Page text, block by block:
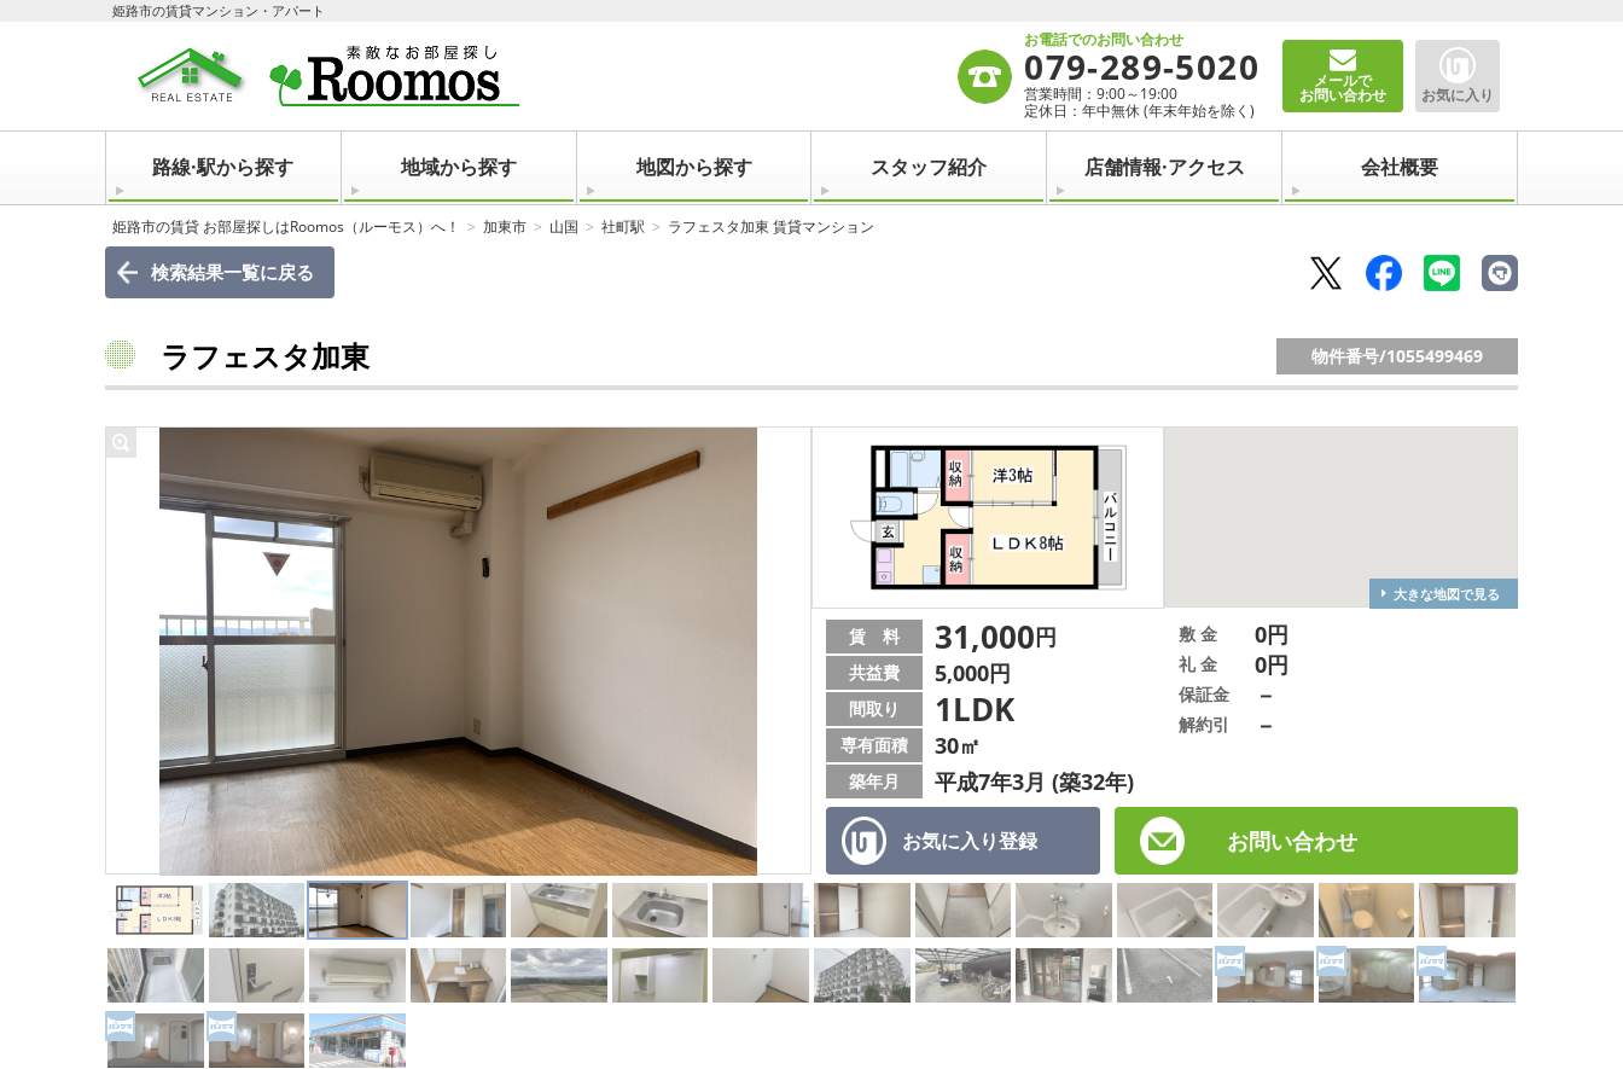
姫路市の賃貸マンション・アパート
お電話でのお問い合わせ
079-289-5020
営業時間：9:00～19:00
定休日：年中無休 (年末年始を除く)
メールで
お問い合わせ お気に入り
路線·駅から探す 地域から探す 地図から探す スタッフ紹介 店舗情報·アクセス 会社概要
姫路市の賃貸 お部屋探しはRoomos（ルーモス）へ！ 加東市 山国 社町駅 ラフェスタ加東 賃貸マンション
検索結果一覧に戻る
ラフェスタ加東 物件番号/1055499469
大きな地図で見る
お気に入り登録 お問い合わせ
賃 料 31,000円
共益費 5,000円
間取り 1LDK
専有面積 30㎡
築年月 平成7年3月 (築32年)
敷 金 0円
礼 金 0円
保証金 －
解約引 －